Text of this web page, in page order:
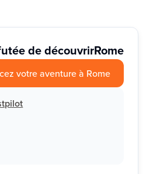
de découvrirRome
votre aventure à Rome